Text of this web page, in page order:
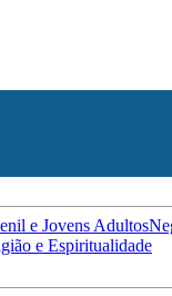
e Jovens Adultos
e Espiritualidade